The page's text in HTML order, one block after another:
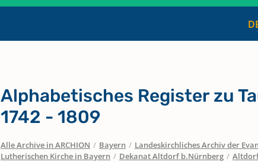
Alphabetisches Register zu
1742 - 1809
Alle Archive in ARCHION / Bayern / Landeskirchliches Archiv der
Lutherischen Kirche in Bayern / Dekanat Altdorf b.Nürnberg /